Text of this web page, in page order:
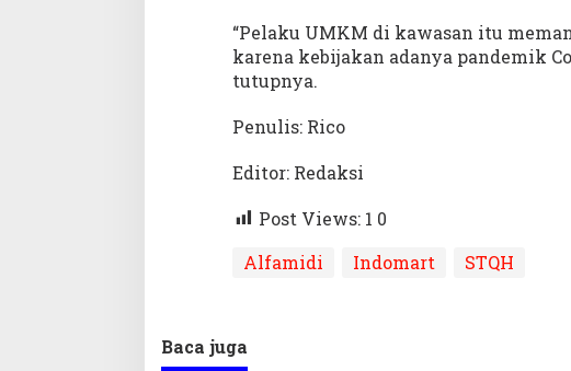
“Pelaku UMKM di kawasan itu
karena kebijakan adanya pandemik
tutupnya.
Penulis: Rico
Editor: Redaksi
Post Views: 1 0
Alfamidi
Indomart STQH
Baca juga